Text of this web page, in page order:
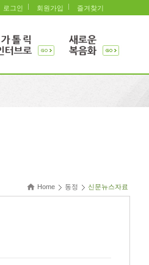
로그인 회원가입 즐겨찾기
Home 동정 신문뉴스자료